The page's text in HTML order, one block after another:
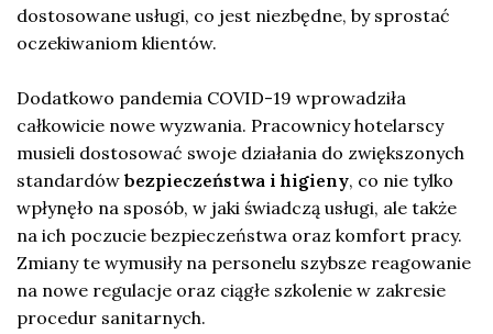
dostosowane usługi, co jest niezbędne, by sprostać
oczekiwaniom klientów.
Dodatkowo pandemia COVID-19 wprowadziła
całkowicie nowe wyzwania. Pracownicy hotelarscy
musieli dostosować swoje działania do zwiększonych
standardów bezpieczeństwa i higieny, co nie tylko
wpłynęło na sposób, w jaki świadczą usługi, ale także
na ich poczucie bezpieczeństwa oraz komfort pracy.
Zmiany te wymusiły na personelu szybsze reagowanie
na nowe regulacje oraz ciągłe szkolenie w zakresie
procedur sanitarnych.